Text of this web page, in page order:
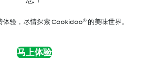
验，尽情探索 Cookidoo® 的美味世界。
马上体验